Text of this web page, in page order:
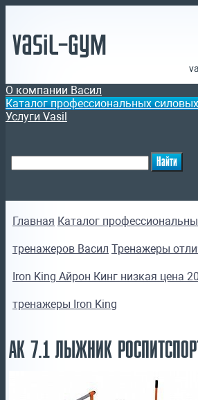
Vasil-Gym
О компании Васил
Каталог профессиональных
Услуги Vasil
Главная Каталог
тренажеров Васил Тренажеры
Iron King Айрон Кинг низкая цена
тренажеры Iron King
АК 7.1 ЛЫЖНИК